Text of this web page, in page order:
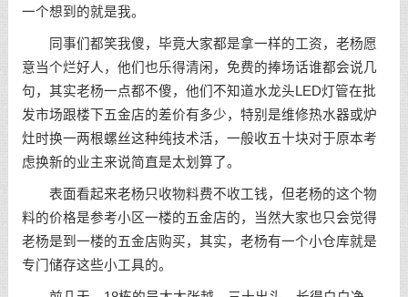
一个想到的就是我。
同事们都笑我傻，毕竟大家都是拿一样的工资，老杨愿
意当个烂好人，他们也乐得清闲，免费的捧场话谁都会说几
句，其实老杨一点都不傻，他们不知道水龙头LED灯管在批
发市场跟楼下五金店的差价有多少，特别是维修热水器或炉
灶时换一两根螺丝这种纯技术活，一般收五十块对于原本考
虑换新的业主来说简直是太划算了。
表面看起来老杨只收物料费不收工钱，但老杨的这个物
料的价格是参考小区一楼的五金店的，当然大家也只会觉得
老杨是到一楼的五金店购买，其实，老杨有一个小仓库就是
专门储存这些小工具的。